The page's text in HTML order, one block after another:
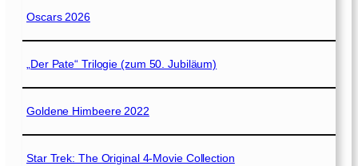
Oscars 2026
„Der Pate“ Trilogie (zum 50. Jubiläum)
Goldene Himbeere 2022
Star Trek: The Original 4-Movie Collection